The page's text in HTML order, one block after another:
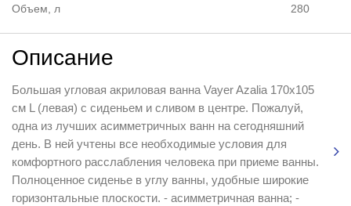
Объем, л 280
Описание
Большая угловая акриловая ванна Vayer Azalia 170x105
см L (левая) с сиденьем и сливом в центре. Пожалуй,
одна из лучших асимметричных ванн на сегодняшний
день. В ней учтены все необходимые условия для
комфортного расслабления человека при приеме ванны.
Полноценное сиденье в углу ванны, удобные широкие
горизонтальные плоскости. - асимметричная ванна; -